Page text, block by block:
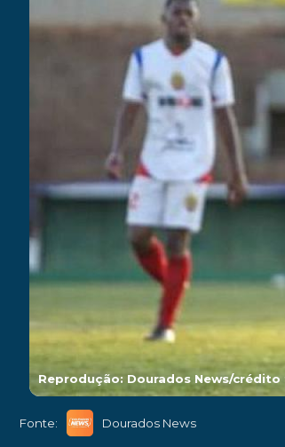
Reprodução: Dourados News/
Fonte: Dourados News